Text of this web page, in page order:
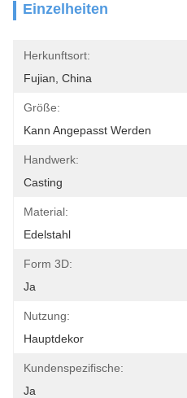
Einzelheiten
Herkunftsort:
Fujian, China
Größe:
Kann Angepasst Werden
Handwerk:
Casting
Material:
Edelstahl
Form 3D:
Ja
Nutzung:
Hauptdekor
Kundenspezifische:
Ja